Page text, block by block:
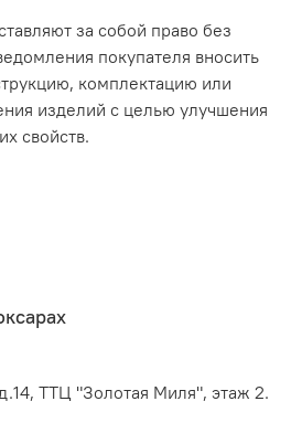
за собой право без
покупателя вносить
комплектацию или
изделий с целью улучшения
их свойств.
ТТЦ "Золотая Миля", этаж 2.